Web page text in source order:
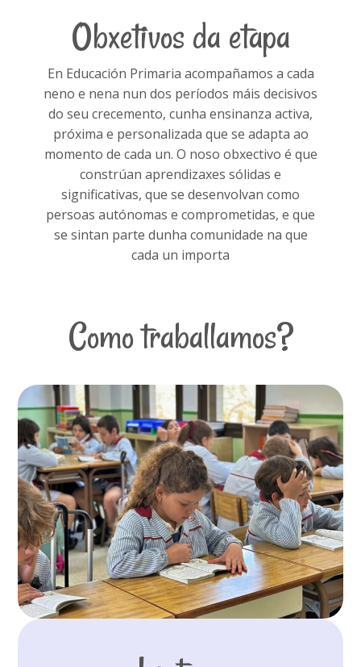
Obxetivos da etapa
En Educación Primaria acompañamos a cada
neno e nena nun dos períodos máis decisivos
do seu crecemento, cunha ensinanza activa,
próxima e personalizada que se adapta ao
momento de cada un. O noso obxectivo é que
constrúan aprendizaxes sólidas e
significativas, que se desenvolvan como
persoas autónomas e comprometidas, e que
se sintan parte dunha comunidade na que
cada un importa
Como traballamos?